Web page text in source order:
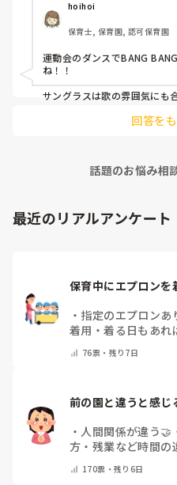
hoihoi
保育士, 保育園, 認可保育園
運動会のダンスでBANG
ね！！
サングラスは歌の雰囲気にも
回答を
話題のお悩み相
最近のリアルアンケート
保育中にエプロンを
・ 指定のエプロンあ
着用 ・着る日もあれ
で教えてください)
76票・ 残り7日
前の園と違うと感じ
・ 人間関係が違う🤝
方・残業など時間の
で教えてください)
170票・残り6日